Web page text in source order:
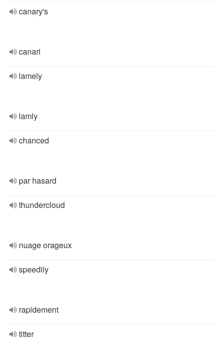
canary's
canari
lamely
lamly
chanced
par hasard
thundercloud
nuage orageux
speedily
rapidement
titter